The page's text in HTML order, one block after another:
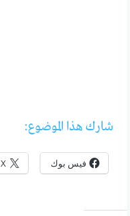
شارك هذا الموضوع:
فيس بوك X